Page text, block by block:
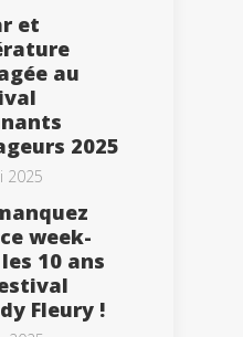
et
au
2025
2025
week-
10 ans
Fleury !